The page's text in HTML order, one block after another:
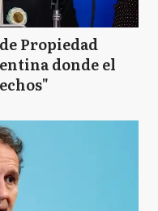
Propiedad
donde el